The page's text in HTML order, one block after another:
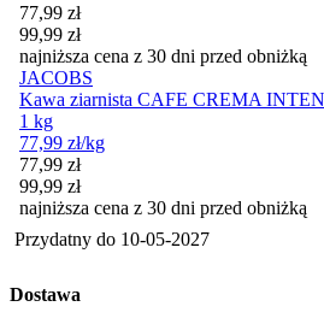
Cena promocyjna
77,99 zł
99,99 zł
najniższa cena z 30 dni przed obniżką
JACOBS
Kawa ziarnista CAFE CREMA
1 kg
77,99 zł/kg
Cena promocyjna
77,99 zł
99,99 zł
najniższa cena z 30 dni przed obniżką
Przydatny do 10-05-2027
Dostawa